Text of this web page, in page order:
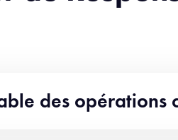
des opérations